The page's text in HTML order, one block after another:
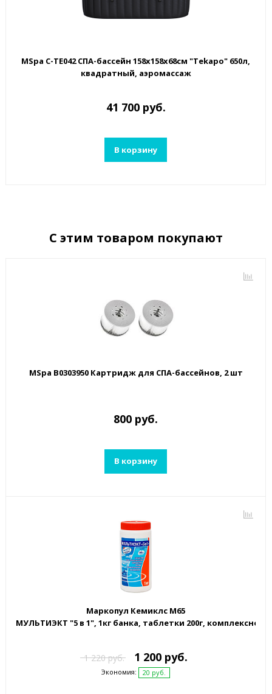
MSpa C-TE042 СПА-бассейн 158х158х68см "Tekapo" 650л,
квадратный, аэромассаж
41 700 руб.
В корзину
С этим товаром покупают
MSpa B0303950 Картридж для СПА-бассейнов, 2 шт
800 руб.
В корзину
Маркопул Кемиклс М65
МУЛЬТИЭКТ "5 в 1", 1кг банка, таблетки 200г,
1 220 руб. 1 200 руб.
Экономия: 20 руб.